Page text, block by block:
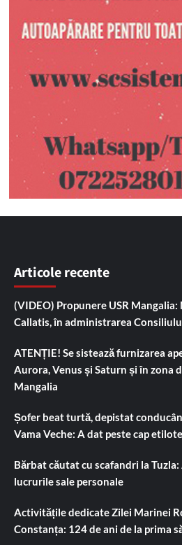
Articole recente
(VIDEO) Propunere USR
Callatis, în administrarea
ATENȚIE! Se sistează furnizarea
Aurora, Venus și Saturn și în zona
Mangalia
Șofer beat turtă, depistat
Vama Veche: A dat peste cap
Bărbat căutat cu scafandri la
lucrurile sale personale
Activitățile dedicate Zilei Marinei
Constanța: 124 de ani de la prima